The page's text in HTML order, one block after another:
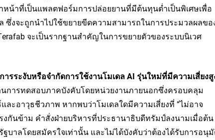
น้าที่เป็นแพลตฟอร์มการปล่อยยานที่มีต้นทุนต่ำเป็นพิเศษเพื่อ
ซึ่งจะถูกนำไปใช้ขยายขีดความสามารถในการประมวลผลขอ
จะเป็นรากฐานสำคัญในการขยายตัวของระบบนิเวศ
รระงับหรือจำกัดการใช้งานโมเดล AI รุ่นใหม่ที่มีความเสี่ยงสู
นการทดสอบภาคบังคับโดยหน่วยงานภายนอกซึ่งครอบคลุม
ะอาวุธชีวภาพ หากพบว่าโมเดลใดมีความเสี่ยงที่ “ไม่อาจ
งกันข้าม คำสั่งฝ่ายบริหารที่ประธานาธิบดีทรัมป์ลงนามเมื่อต้น
บาลโดยสมัครใจเท่านั้น และไม่ได้บังคับว่าต้องได้รับการอนุ